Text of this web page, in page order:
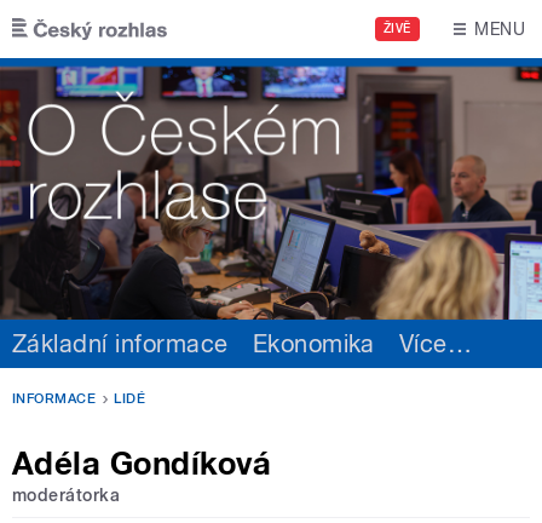
Přejít k hlavnímu obsahu
ŽIVĚ MENU
Základní informace Ekonomika Více…
INFORMACE LIDÉ
Adéla Gondíková
moderátorka